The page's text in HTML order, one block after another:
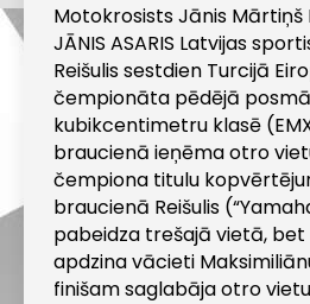
Motokrosists Jānis Mārtiņš
JĀNIS ASARIS Latvijas
Reišulis sestdien Turcijā
čempionāta pēdējā
kubikcentimetru klasē
braucienā ieņēma otro
čempiona titulu
braucienā Reišulis
pabeidza trešajā vietā,
apdzina vācieti
finišam saglabāja otro